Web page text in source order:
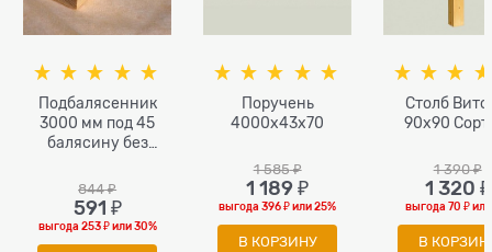
Подбалясенник
3000 мм под 45
балясину без
844 ₽
591 ₽
выгода 253 ₽или30%
Поручень
4000х43х70
1 585 ₽
1 189 ₽
выгода396 ₽или25%
В КОРЗИНУ
Столб
90х90 Сорт
1 390 ₽
1 320 ₽
выгода70 ₽
В